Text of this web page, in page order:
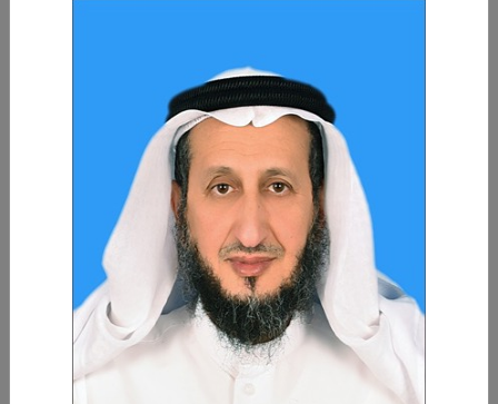
صحة البيئة بـ«العلوم الصحية».. تخصص يصنع مستقبلًا مهنيًا
في حماية الإنسان والبيئة
أكدت رئيس قسم صحة البيئة في كلية العلوم الصحية بالهيئة العامة
للتعليم التطبيقي والتدريب، أ.د. حليمة الكندري، أن القسم يُعد من
الأقسام الرائدة في الكلية، إذ يهدف إلى إعداد كوادر وطنية مؤهلة
تمتلك...